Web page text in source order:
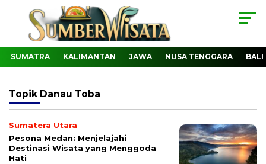
SUMATRA KALIMANTAN JAWA NUSA TENGGARA BALI
Topik Danau Toba
Sumatera Utara
Pesona Medan: Menjelajahi
Destinasi Wisata yang Menggoda
Hati